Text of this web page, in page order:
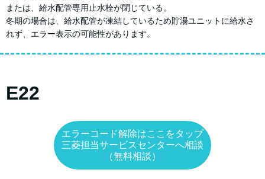
または、給水配管専用止水栓が閉じている。
冬期の場合は、給水配管が凍結しているため貯湯ユニットに給水さ
れず、エラー表示の可能性があります。
E22
エラーコード解除はここをタップ
三菱担当サービスセンターへ相談
（無料相談）